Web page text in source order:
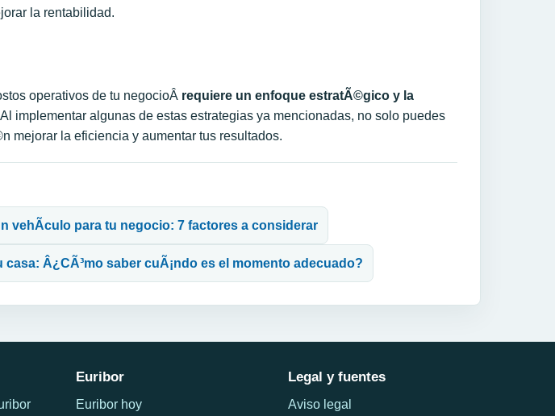
la rentabilidad.
operativos de tu negocioÂ requiere un enfoque estratÃ©gico y la
Al implementar algunas de estas estrategias ya mencionadas, no solo puedes
mejorar la eficiencia y aumentar tus resultados.
vehÃ­culo para tu negocio: 7 factores a considerar
Â¿CÃ³mo saber cuÃ¡ndo es el momento adecuado?
Euribor
Euribor hoy
Legal y fuentes
Aviso legal